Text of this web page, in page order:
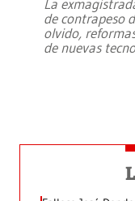
La
de contrapeso
olvido,
de nuevas